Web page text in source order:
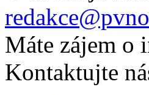
Máte zájem o
Kontaktujte